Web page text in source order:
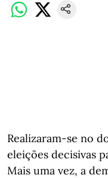
Realizaram-se no
eleições decisivas
Mais uma vez, a